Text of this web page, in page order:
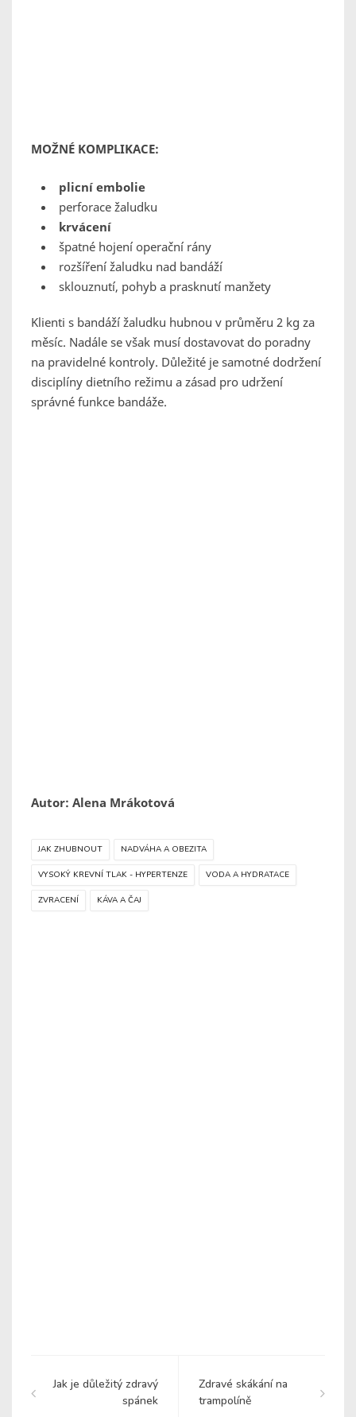
MOŽNÉ KOMPLIKACE:
plicní embolie
perforace žaludku
krvácení
špatné hojení operační rány
rozšíření žaludku nad bandáží
sklouznutí, pohyb a prasknutí manžety
Klienti s bandáží žaludku hubnou v průměru 2 kg za
měsíc. Nadále se však musí dostavovat do poradny
na pravidelné kontroly. Důležité je samotné dodržení
disciplíny dietního režimu a zásad pro udržení
správné funkce bandáže.
Autor: Alena Mrákotová
JAK ZHUBNOUT NADVÁHA A OBEZITA
VYSOKÝ KREVNÍ TLAK - HYPERTENZE VODA A HYDRATACE
ZVRACENÍ KÁVA A ČAJ
Jak je důležitý zdravý
spánek
Zdravé skákání na
trampolíně